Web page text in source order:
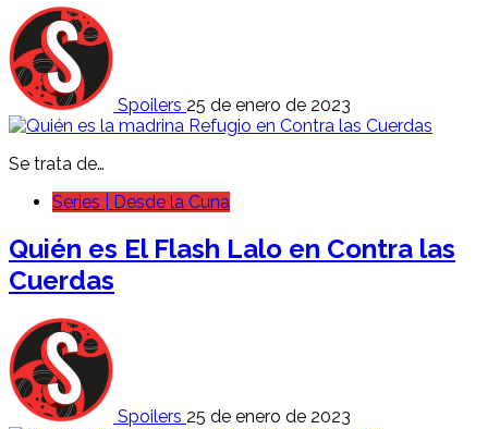
Spoilers 25 de enero de 2023
Se trata de…
Series | Desde la Cuna
Quién es El Flash Lalo en Contra las
Cuerdas
Spoilers 25 de enero de 2023